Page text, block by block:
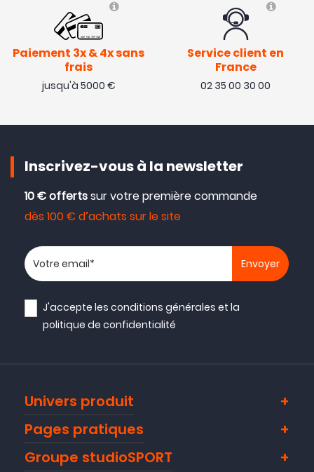
Paiement 3x & 4x sans
frais
jusqu'à 5000 €
Service client en
France
02 35 00 30 00
Inscrivez-vous à la newsletter
10 € offertssur votre première commande
dès 100 € d’achats sur le site
Votre adresse email
J'accepte lesconditions générales et la
politique de confidentialité
Univers produit
Pages pratiques
Groupe studioSPORT